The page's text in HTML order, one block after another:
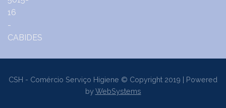
CSH - Comércio Serviço Higiene © Copyright 2019 | Powered
byWebSystems